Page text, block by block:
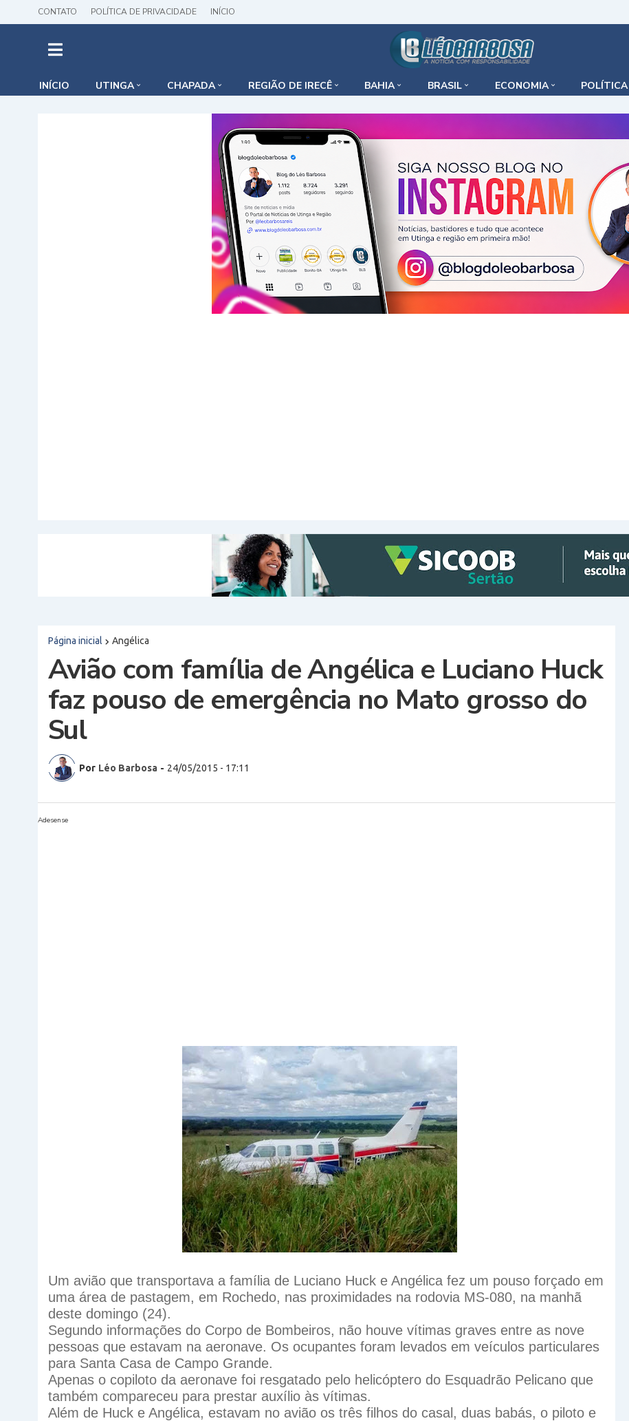
CONTATO POLÍTICA DE PRIVACIDADE INÍCIO
INÍCIO UTINGA CHAPADA REGIÃO DE IRECÊ BAHIA BRASIL ECONOMIA POLÍTICA
Página inicial Angélica
Avião com família de Angélica e Luciano Huck
faz pouso de emergência no Mato grosso do
Sul
Por Léo Barbosa - 24/05/2015 - 17:11
Adesense
Um avião que transportava a família de Luciano Huck e Angélica fez um pouso forçado em
uma área de pastagem, em Rochedo, nas proximidades na rodovia MS-080, na manhã
deste domingo (24).
Segundo informações do Corpo de Bombeiros, não houve vítimas graves entre as nove
pessoas que estavam na aeronave. Os ocupantes foram levados em veículos particulares
para Santa Casa de Campo Grande.
Apenas o copiloto da aeronave foi resgatado pelo helicóptero do Esquadrão Pelicano que
também compareceu para prestar auxílio às vítimas.
Além de Huck e Angélica, estavam no avião os três filhos do casal, duas babás, o piloto e